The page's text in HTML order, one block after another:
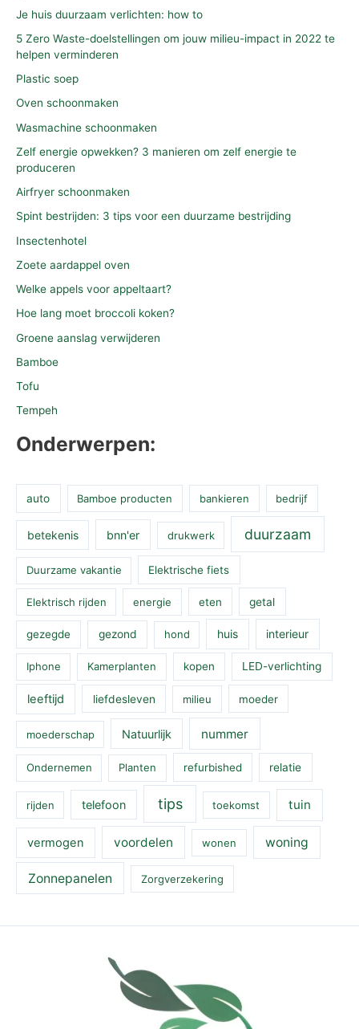
Je huis duurzaam verlichten: how to
5 Zero Waste-doelstellingen om jouw milieu-impact in 2022 te
helpen verminderen
Plastic soep
Oven schoonmaken
Wasmachine schoonmaken
Zelf energie opwekken? 3 manieren om zelf energie te
produceren
Airfryer schoonmaken
Spint bestrijden: 3 tips voor een duurzame bestrijding
Insectenhotel
Zoete aardappel oven
Welke appels voor appeltaart?
Hoe lang moet broccoli koken?
Groene aanslag verwijderen
Bamboe
Tofu
Tempeh
Onderwerpen:
auto Bamboe producten bankieren bedrijf
betekenis bnn'er drukwerk duurzaam
Duurzame vakantie Elektrische fiets
Elektrisch rijden energie eten getal
gezegde gezond hond huis interieur
Iphone Kamerplanten kopen LED-verlichting
leeftijd liefdesleven milieu moeder
moederschap Natuurlijk nummer
Ondernemen Planten refurbished relatie
rijden telefoon tips toekomst tuin
vermogen voordelen wonen woning
Zonnepanelen Zorgverzekering